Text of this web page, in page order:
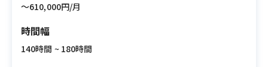
〜610,000円/月
時間幅
140時間 ~ 180時間